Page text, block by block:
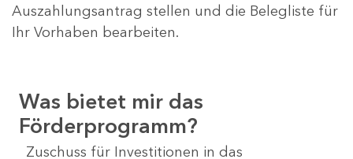
Auszahlungsantrag stellen und die Belegliste für
Ihr Vorhaben bearbeiten.
Was bietet mir das
Förderprogramm?
Zuschuss für Investitionen in das